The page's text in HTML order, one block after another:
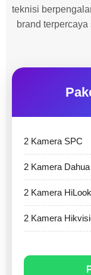
teknisi
brand
2 Kamera SPC
2 Kamera Dahua
2 Kamera HiLook
2 Kamera